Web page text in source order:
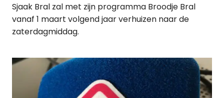
Sjaak Bral zal met zijn programma Broodje Bral
vanaf 1 maart volgend jaar verhuizen naar de
zaterdagmiddag.